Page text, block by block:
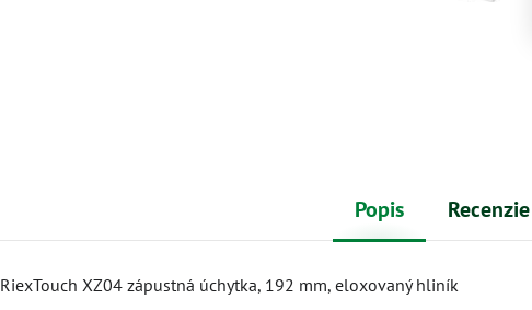
Popis Recenzie
RiexTouch XZ04 zápustná úchytka, 192 mm, eloxovaný hliník